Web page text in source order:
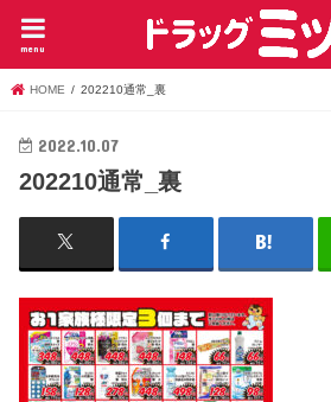
menu
HOME 202210通常_裏
2022.10.07
202210通常_裏